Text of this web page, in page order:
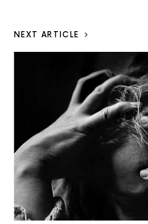
NEXT ARTICLE